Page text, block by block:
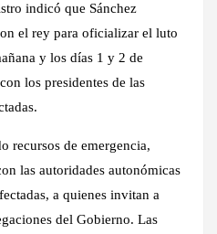
indicó que Sánchez
el rey para oficializar el luto
y los días 1 y 2 de
los presidentes de las
recursos de emergencia,
las autoridades autonómicas
a quienes invitan a
del Gobierno. Las